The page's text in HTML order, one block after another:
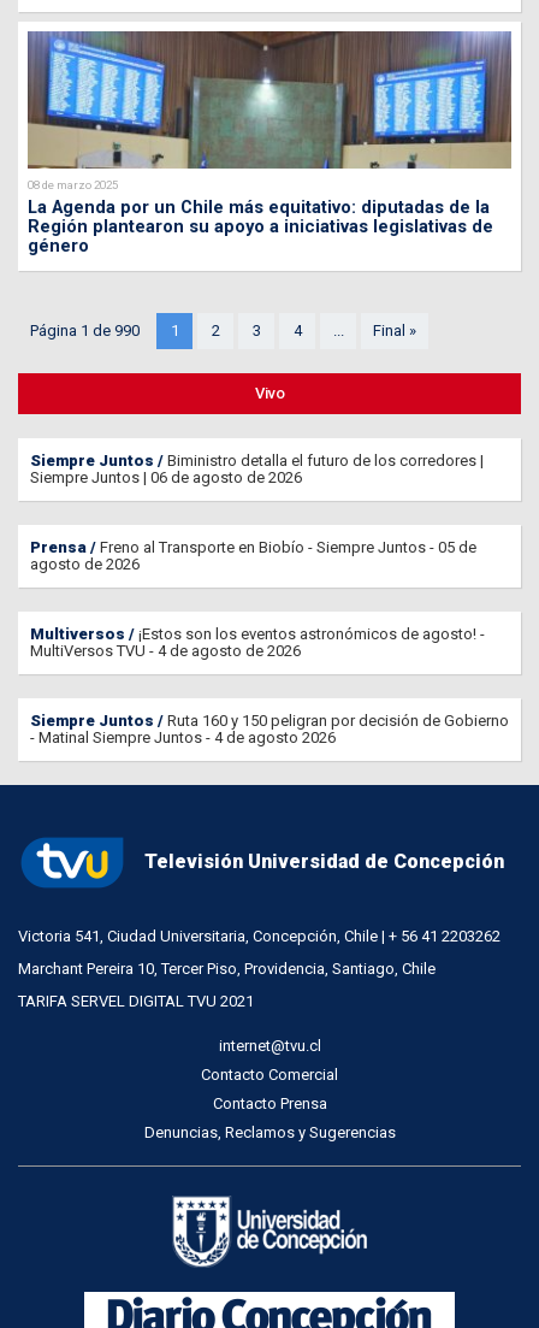
08 de marzo 2025
La Agenda por un Chile más equitativo: diputadas de la
Región plantearon su apoyo a iniciativas legislativas de
género
Página 1 de 990 1 2 3 4 ... Final »
Vivo
Siempre Juntos
Biministro detalla el futuro de los corredores |
Siempre Juntos | 06 de agosto de 2026
Prensa
Freno al Transporte en Biobío - Siempre Juntos - 05 de
agosto de 2026
Multiversos
¡Estos son los eventos astronómicos de agosto! -
MultiVersos TVU - 4 de agosto de 2026
Siempre Juntos
Ruta 160 y 150 peligran por decisión de Gobierno
- Matinal Siempre Juntos - 4 de agosto 2026
Televisión Universidad de Concepción
Victoria 541, Ciudad Universitaria, Concepción, Chile | + 56 41 2203262
Marchant Pereira 10, Tercer Piso, Providencia, Santiago, Chile
TARIFA SERVEL DIGITAL TVU 2021
internet@tvu.cl
Contacto Comercial
Contacto Prensa
Denuncias, Reclamos y Sugerencias